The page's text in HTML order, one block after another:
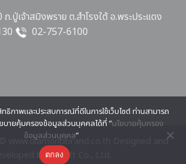
.ปู่เจ้าสมิงพราย ต.สำโรงใต้ อ.พระประแดง
02-757-6100
www.diamondbrand.co.th Designed and
byCJ Soft Co., Ltd.
ทธิภาพและประสบการณ์ที่ดีในการใช้เว็บไซต์ ท่านสามารถ
บายคุ้มครองข้อมูลส่วนบุคคลได้ที่ “นโยบายคุ้มครอง
ข้อมูลส่วนบุคคล”
ตกลง